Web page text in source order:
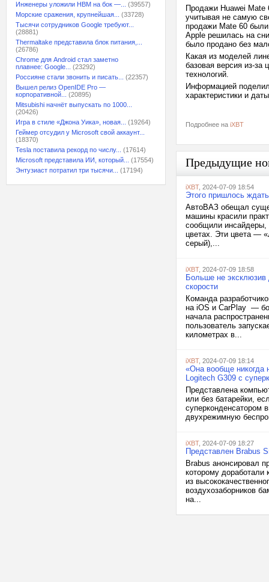
Инженеры уложили HBM на бок —...
(39557)
Морские сражения, крупнейшая...
(33728)
Тысячи сотрудников Google требуют...
(28881)
Thermaltake представила блок питания,...
(26786)
Chrome для Android стал заметно
плавнее: Google...
(23292)
Россияне стали звонить и писать...
(22357)
Вышел релиз OpenIDE Pro —
корпоративной...
(20895)
Mitsubishi начнёт выпускать по 1000...
(20426)
Игра в стиле «Джона Уика», новая...
(19264)
Геймер отсудил у Microsoft свой аккаунт...
(18370)
Tesla поставила рекорд по числу...
(17614)
Microsoft представила ИИ, который...
(17554)
Энтузиаст потратил три тысячи...
(17194)
Продажи Huawei Mate
учитывая не самую
продажи Mate 60 были
Apple решилась на
было продано без
Какая из моделей
базовая версия из-за
технологий.
Информацией
характеристики и
Подробнее на iXBT
Предыдущие
iXBT, 2024-07-09 18:54
Этого пришлось
АвтоВАЗ обещал
машины красили
сообщили
цветах. Эти цвета —
серый),...
iXBT, 2024-07-09 18:58
Больше не эксклюзив
скорости
Команда
на iOS и CarPlay —
начала
пользователь
километрах в...
iXBT, 2024-07-09 18:14
«Она вообще никогда
Logitech G309 с
Представлена
или без батарейки,
суперконденсатором
двухрежимную
iXBT, 2024-07-09 18:27
Представлен Brabus
Brabus анонсировал
которому доработали
из
воздухозаборников
на...